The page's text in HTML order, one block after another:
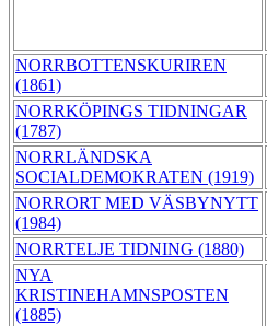
NORRBOTTENSKURIREN
(1861)
NORRKÖPINGS TIDNINGAR
(1787)
NORRLÄNDSKA
SOCIALDEMOKRATEN (1919)
NORRORT MED VÄSBYNYTT
(1984)
NORRTELJE TIDNING (1880)
NYA
KRISTINEHAMNSPOSTEN
(1885)